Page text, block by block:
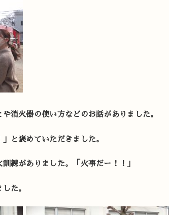
消火器の使い方などのお話がありました。
と褒めていただきました。
練がありました。「火事だー！！」
た。